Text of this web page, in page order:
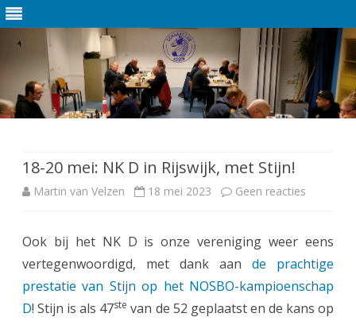
de
inhoud
18-20 mei: NK D in Rijswijk, met Stijn!
Martin van Velzen 18 mei 2023 Geen reacties
1
-
Ook bij het NK D is onze vereniging weer eens
vertegenwoordigd, met dank aan de prachtige
prestatie van Stijn op het NOSBO-kampioenschap
D! Stijn is als 47ste van de 52 geplaatst en de kans op